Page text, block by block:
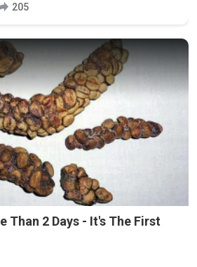
205
Than 2 Days - It's The First